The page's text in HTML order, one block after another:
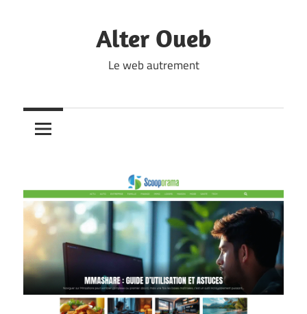
Alter Oueb
Le web autrement